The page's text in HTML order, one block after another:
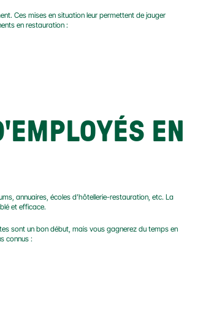
Ces mises en situation leur permettent de jauger
en restauration :
EN
annuaires, écoles d’hôtellerie-restauration, etc. La
et efficace.
sont un bon début, mais vous gagnerez du temps en
connus :